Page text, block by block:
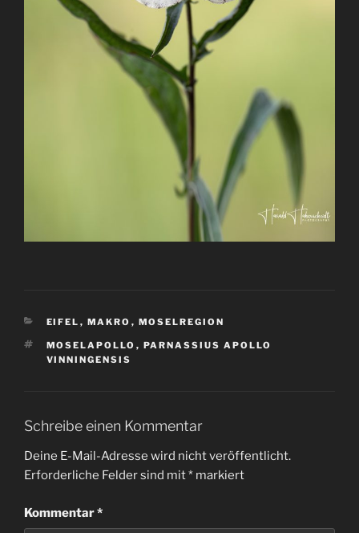
KATEGORIEN
EIFEL , MAKRO , MOSELREGION
SCHLAGWÖRTER
MOSELAPOLLO , PARNASSIUS APOLLO
VINNINGENSIS
Schreibe einen Kommentar
Deine E-Mail-Adresse wird nicht veröffentlicht.
Erforderliche Felder sind mit* markiert
Kommentar*